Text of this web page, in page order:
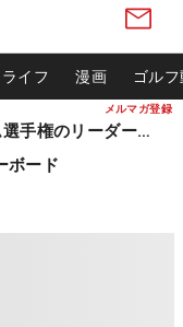
メルマガ登録
ライフ 漫画 ゴル
松山英樹ら出場 ウィンダム選手権のリーダーボード
ボード